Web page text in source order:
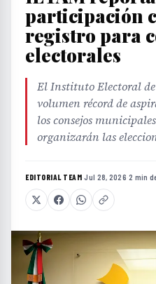
participación
registro para
electorales
El Instituto Electoral
volumen récord de
los consejos
organizarán las
EDITORIAL TEAM·Jul 28, 2026·2 min